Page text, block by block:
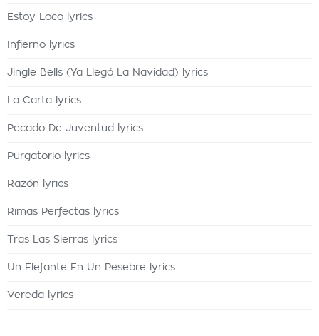
Estoy Loco lyrics
Infierno lyrics
Jingle Bells (Ya Llegó La Navidad) lyrics
La Carta lyrics
Pecado De Juventud lyrics
Purgatorio lyrics
Razón lyrics
Rimas Perfectas lyrics
Tras Las Sierras lyrics
Un Elefante En Un Pesebre lyrics
Vereda lyrics